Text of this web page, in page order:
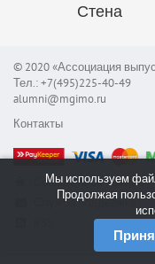
Стена
© 2020 «Ассоциация
Тел.: +7(495)225-40-49
alumni@mgimo.ru
Контакты
Сообщить об ошибке
Служба поддержки
Мы используем
Продолжая